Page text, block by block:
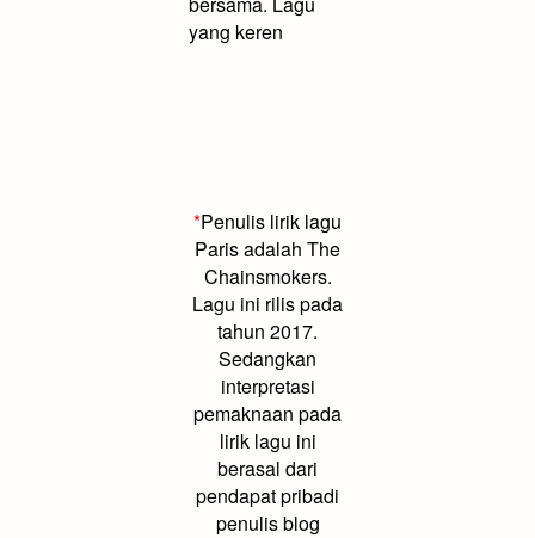
yang keren
*Penulis lirik lagu
Paris adalah The
Chainsmokers.
Lagu ini rilis pada
tahun 2017.
Sedangkan
interpretasi
pemaknaan pada
lirik lagu ini
berasal dari
pendapat pribadi
penulis blog